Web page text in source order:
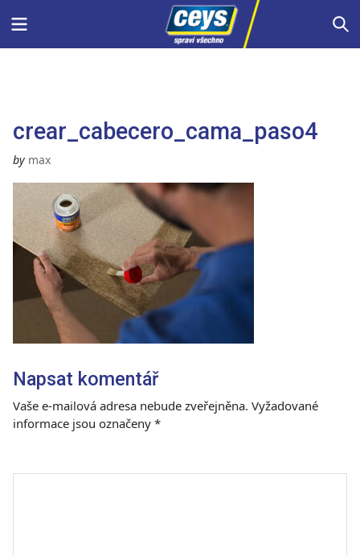
Menu
crear_cabecero_cama_paso4
by max
Napsat komentář
Vaše e-mailová adresa nebude zveřejněna. Vyžadované
informace jsou označeny *